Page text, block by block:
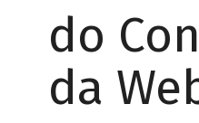
do
da